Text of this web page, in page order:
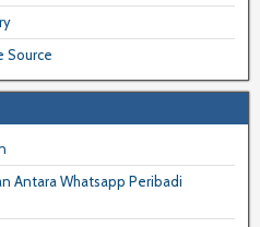
Source
Antara Whatsapp Peribadi